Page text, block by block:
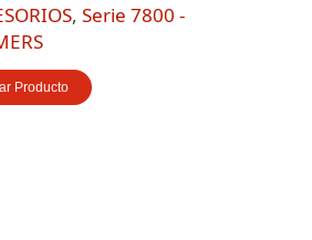
, Serie 7800 -
Producto